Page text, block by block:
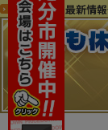
ショップの最新情